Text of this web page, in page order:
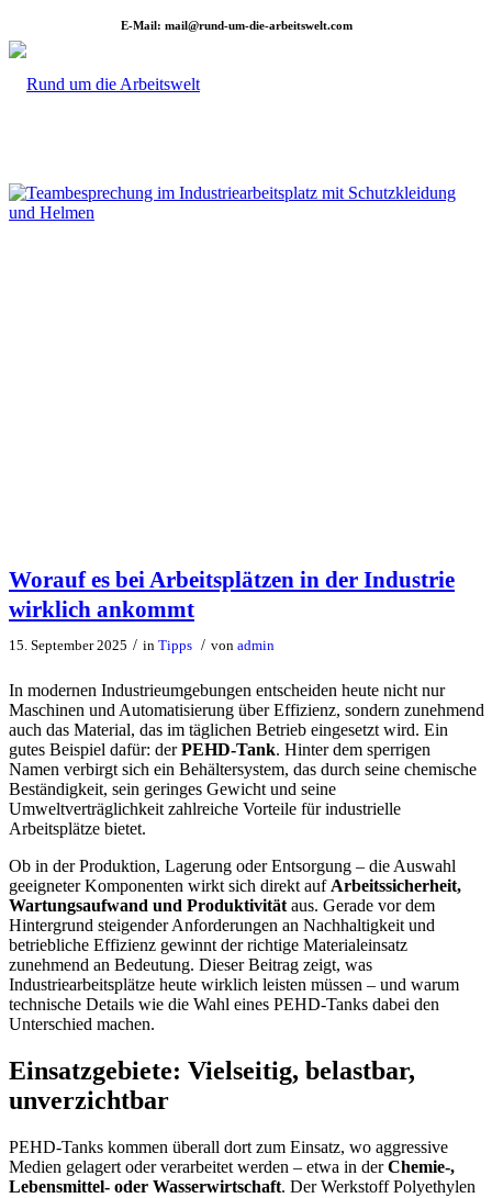
E-Mail: mail@rund-um-die-arbeitswelt.com
Worauf es bei Arbeitsplätzen in der Industrie
wirklich ankommt
15. September 2025 / in Tipps / von admin
In modernen Industrieumgebungen entscheiden heute nicht nur
Maschinen und Automatisierung über Effizienz, sondern zunehmend
auch das Material, das im täglichen Betrieb eingesetzt wird. Ein
gutes Beispiel dafür: derPEHD-Tank. Hinter dem sperrigen
Namen verbirgt sich ein Behältersystem, das durch seine chemische
Beständigkeit, sein geringes Gewicht und seine
Umweltverträglichkeit zahlreiche Vorteile für industrielle
Arbeitsplätze bietet.
Ob in der Produktion, Lagerung oder Entsorgung – die Auswahl
geeigneter Komponenten wirkt sich direkt auf Arbeitssicherheit,
Wartungsaufwand und Produktivität aus. Gerade vor dem
Hintergrund steigender Anforderungen an Nachhaltigkeit und
betriebliche Effizienz gewinnt der richtige Materialeinsatz
zunehmend an Bedeutung. Dieser Beitrag zeigt, was
Industriearbeitsplätze heute wirklich leisten müssen – und warum
technische Details wie die Wahl eines PEHD-Tanks dabei den
Unterschied machen.
Einsatzgebiete: Vielseitig, belastbar,
unverzichtbar
PEHD-Tanks kommen überall dort zum Einsatz, wo aggressive
Medien gelagert oder verarbeitet werden – etwa in derChemie-,
Lebensmittel- oder Wasserwirtschaft. Der Werkstoff Polyethylen